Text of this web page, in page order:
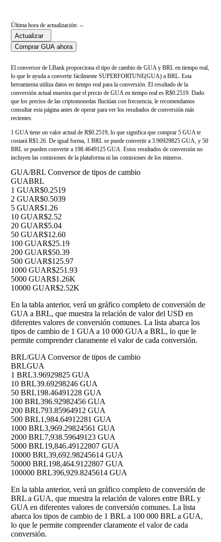
Última hora de actualización: --
Actualizar
Comprar GUA ahora
El conversor de LBank proporciona el tipo de cambio de GUA y BRL en tiempo real,
lo que le ayuda a convertir fácilmente SUPERFORTUNE(GUA) a BRL. Esta
herramienta utiliza datos en tiempo real para la conversión. El resultado de la
conversión actual muestra que el precio de GUA en tiempo real es R$0.2519. Dado
que los precios de las criptomonedas fluctúan con frecuencia, le recomendamos
consultar esta página antes de operar para ver los resultados de conversión más
recientes.
1 GUA tiene un valor actual de R$0.2519, lo que significa que comprar 5 GUA te
costará R$1.26. De igual forma, 1 BRL se puede convertir a 3.96929825 GUA, y 50
BRL se pueden convertir a 198.4649125 GUA. Estos resultados de conversión no
incluyen las comisiones de la plataforma ni las comisiones de los mineros.
GUA/BRL Conversor de tipos de cambio
GUABRL
1 GUAR$0.2519
2 GUAR$0.5039
5 GUAR$1.26
10 GUAR$2.52
20 GUAR$5.04
50 GUAR$12.60
100 GUAR$25.19
200 GUAR$50.39
500 GUAR$125.97
1000 GUAR$251.93
5000 GUAR$1.26K
10000 GUAR$2.52K
En la tabla anterior, verá un gráfico completo de conversión de
GUA a BRL, que muestra la relación de valor del USD en
diferentes valores de conversión comunes. La lista abarca los
tipos de cambio de 1 GUA a 10 000 GUA a BRL, lo que le
permite comprender claramente el valor de cada conversión.
BRL/GUA Conversor de tipos de cambio
BRLGUA
1 BRL3.96929825 GUA
10 BRL39.69298246 GUA
50 BRL198.46491228 GUA
100 BRL396.92982456 GUA
200 BRL793.85964912 GUA
500 BRL1,984.64912281 GUA
1000 BRL3,969.29824561 GUA
2000 BRL7,938.59649123 GUA
5000 BRL19,846.49122807 GUA
10000 BRL39,692.98245614 GUA
50000 BRL198,464.9122807 GUA
100000 BRL396,929.8245614 GUA
En la tabla anterior, verá un gráfico completo de conversión de
BRL a GUA, que muestra la relación de valores entre BRL y
GUA en diferentes valores de conversión comunes. La lista
abarca los tipos de cambio de 1 BRL a 100 000 BRL a GUA,
lo que le permite comprender claramente el valor de cada
conversión.